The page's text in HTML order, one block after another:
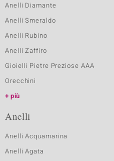
Anelli Diamante
Anelli Smeraldo
Anelli Rubino
Anelli Zaffiro
Gioielli Pietre Preziose AAA
Orecchini
più
Anelli
Anelli Acquamarina
Anelli Agata